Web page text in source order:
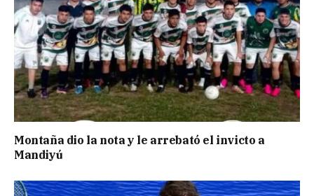
Montaña dio la nota y le arrebató el invicto a
Mandiyú